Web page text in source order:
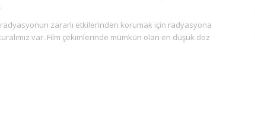
radyasyonun zararlı etkilerinden korumak için radyasyona
var. Film çekimlerinde mümkün olan en düşük doz